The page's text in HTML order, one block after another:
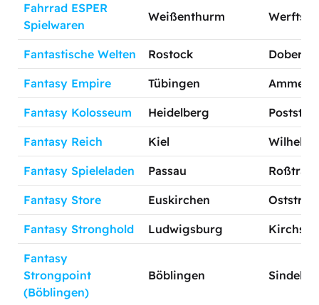
Fahrrad ESPER
Spielwaren
Weißenthurm Werftstr.
Fantastische Welten Rostock
Fantasy Empire Tübingen
Fantasy Kolosseum Heidelberg
Fantasy Reich Kiel
Fantasy Spieleladen Passau
Fantasy Store Euskirchen Oststr. 4
Fantasy Stronghold Ludwigsburg Kirchstr.
Fantasy
Strongpoint
(Böblingen)
Böblingen